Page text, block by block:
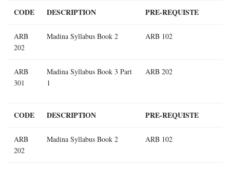
CODE DESCRIPTION PRE-REQUISTE
ARB
202
Madina Syllabus Book 2 ARB 102
ARB
301
Madina Syllabus Book 3 Part
1
ARB 202
CODE DESCRIPTION PRE-REQUISTE
ARB
202
Madina Syllabus Book 2 ARB 102